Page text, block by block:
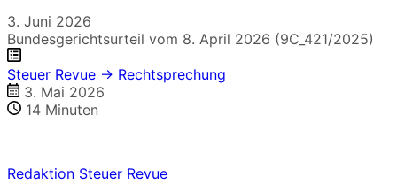
3. Juni 2026
Bundesgerichtsurteil vom 8. April 2026 (9C_421/2025)
Steuer Revue → Rechtsprechung
3. Mai 2026
14 Minuten
Redaktion Steuer Revue